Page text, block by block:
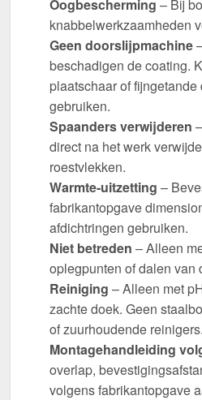
Oogbescherming – Bij
knabbelwerkzaamheden
Geen doorslijpmachine
beschadigen de coating.
plaatschaar of
gebruiken.
Spaanders verwijderen
direct na het werk
roestvlekken.
Warmte-uitzetting –
fabrikantopgave
afdichtringen gebruiken.
Niet betreden – Alleen
oplegpunten of dalen van
Reiniging – Alleen met
zachte doek. Geen
of zuurhoudende reinigers.
Montagehandleiding
overlap,
volgens fabrikantopgave